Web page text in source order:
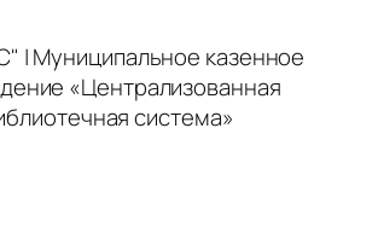
| Муниципальное казенное
«Централизованная
система»